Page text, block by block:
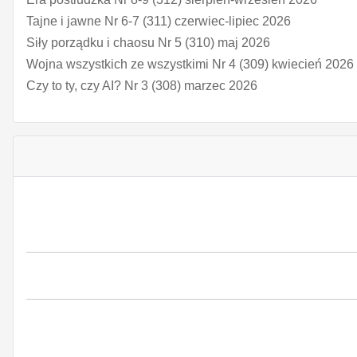
Tajne i jawne Nr 6-7 (311) czerwiec-lipiec 2026
Siły porządku i chaosu Nr 5 (310) maj 2026
Wojna wszystkich ze wszystkimi Nr 4 (309) kwiecień 2026
Czy to ty, czy AI? Nr 3 (308) marzec 2026